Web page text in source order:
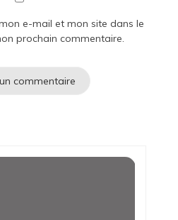
e-mail et mon site dans le
prochain commentaire.